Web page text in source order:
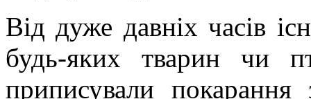
Від дуже давніх часів
будь-яких тварин чи
приписували